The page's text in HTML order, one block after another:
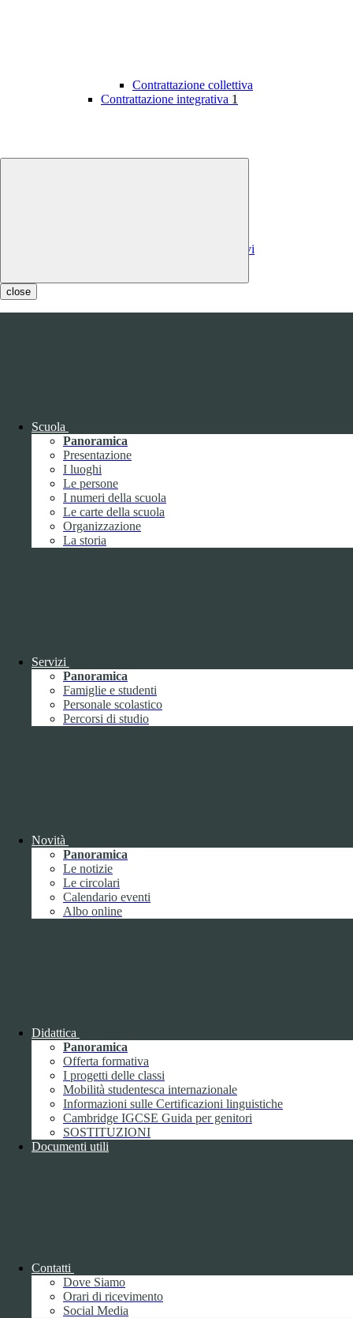
close
Scuola
Panoramica
Presentazione
I luoghi
Le persone
I numeri della scuola
Le carte della scuola
Organizzazione
La storia
Servizi
Panoramica
Famiglie e studenti
Personale scolastico
Percorsi di studio
Novità
Panoramica
Le notizie
Le circolari
Calendario eventi
Albo online
Didattica
Panoramica
Offerta formativa
I progetti delle classi
Mobilità studentesca internazionale
Informazioni sulle Certificazioni linguistiche
Cambridge IGCSE Guida per genitori
SOSTITUZIONI
Documenti utili
Contatti
Dove Siamo
Orari di ricevimento
Social Media
Contrattazione collettiva
Contrattazione integrativa 1
Costi contratti integrativi
Bandi di concorso
Bandi di concorso (da pubblicare in
tabelle)
Performance1
Sistema di misurazione e valutazione della
performance